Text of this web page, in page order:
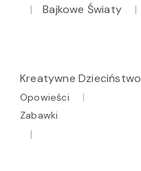
Bajkowe Światy
Kreatywne Dzieciństwo
Opowieści
Zabawki